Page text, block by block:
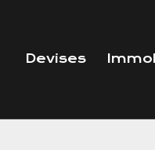
Devises